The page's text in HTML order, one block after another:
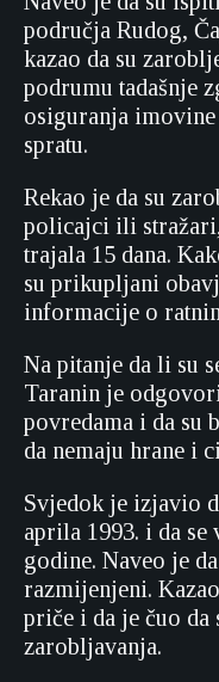
područja Rudog,
kazao da su
podrumu tadašnje
osiguranja
spratu.
Rekao je da su
policajci ili
trajala 15 dana.
su prikupljani
informacije o
Na pitanje da li su
Taranin je
povredama i da su
da nemaju hrane i
Svjedok je izjavio
aprila 1993. i da se
godine. Naveo je
razmijenjeni.
priče i da je čuo
zarobljavanja.